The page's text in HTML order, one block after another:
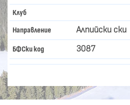
Клуб
Направление Алпийски ски
БФСки код 3087